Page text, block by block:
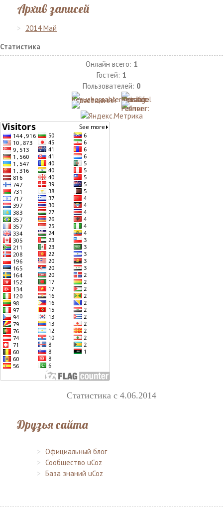
Архив записей
2014 Май
Статистика
Онлайн всего: 1
Гостей: 1
Пользователей: 0
Статистика с 4.06.2014
Друзья сайта
Официальный блог
Сообщество uCoz
База знаний uCoz